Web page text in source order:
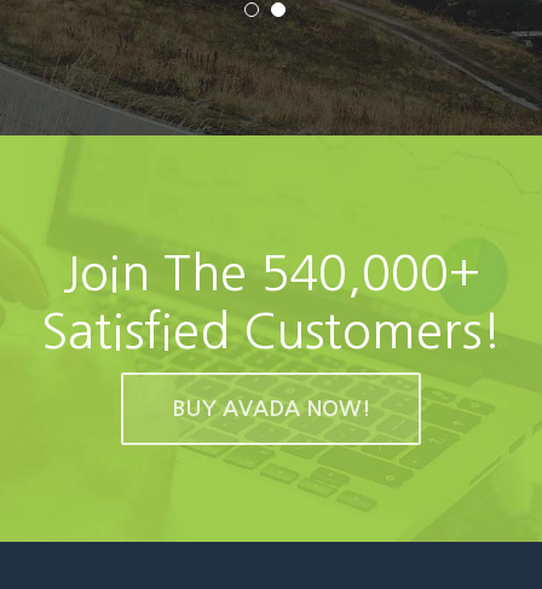
Join The 540,000+
Satisfied Customers!
BUY AVADA NOW!